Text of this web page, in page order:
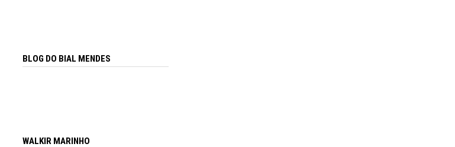
BLOG DO BIAL MENDES
WALKIR MARINHO